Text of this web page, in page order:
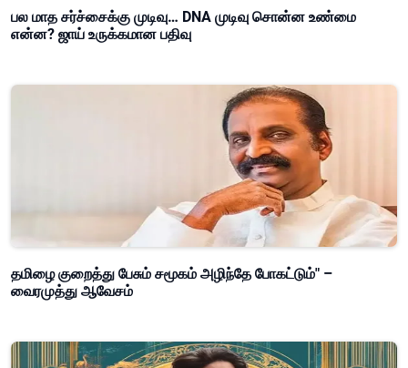
பல மாத சர்ச்சைக்கு முடிவு… DNA முடிவு சொன்ன உண்மை
என்ன? ஜாய் உருக்கமான பதிவு
தமிழை குறைத்து பேசும் சமூகம் அழிந்தே போகட்டும்" –
வைரமுத்து ஆவேசம்